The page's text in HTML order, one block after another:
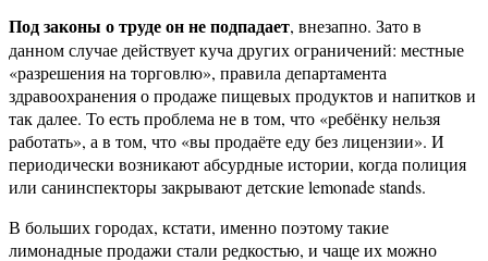
Под законы о труде он не подпадает, внезапно. Зато в
данном случае действует куча других ограничений: местные
«разрешения на торговлю», правила департамента
здравоохранения о продаже пищевых продуктов и напитков и
так далее. То есть проблема не в том, что «ребёнку нельзя
работать», а в том, что «вы продаёте еду без лицензии». И
периодически возникают абсурдные истории, когда полиция
или санинспекторы закрывают детские lemonade stands.
В больших городах, кстати, именно поэтому такие
лимонадные продажи стали редкостью, и чаще их можно